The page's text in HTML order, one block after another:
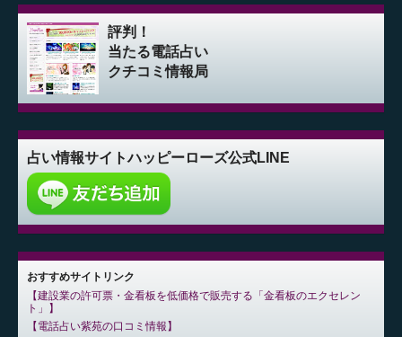
評判！
当たる電話占い
クチコミ情報局
占い情報サイトハッピーローズ公式LINE
おすすめサイトリンク
建設業の許可票・金看板を低価格で販売する「金看板のエクセレン
ト」
電話占い紫苑の口コミ情報